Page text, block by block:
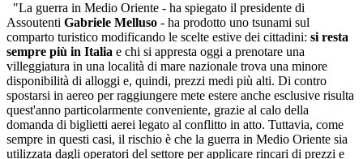
"La guerra in Medio Oriente - ha spiegato il presidente di
Assoutenti Gabriele Melluso - ha prodotto uno tsunami sul
comparto turistico modificando le scelte estive dei cittadini: si resta
sempre più in Italia e chi si appresta oggi a prenotare una
villeggiatura in una località di mare nazionale trova una minore
disponibilità di alloggi e, quindi, prezzi medi più alti. Di contro
spostarsi in aereo per raggiungere mete estere anche esclusive risulta
quest'anno particolarmente conveniente, grazie al calo della
domanda di biglietti aerei legato al conflitto in atto. Tuttavia, come
sempre in questi casi, il rischio è che la guerra in Medio Oriente sia
utilizzata dagli operatori del settore per applicare rincari di prezzi e